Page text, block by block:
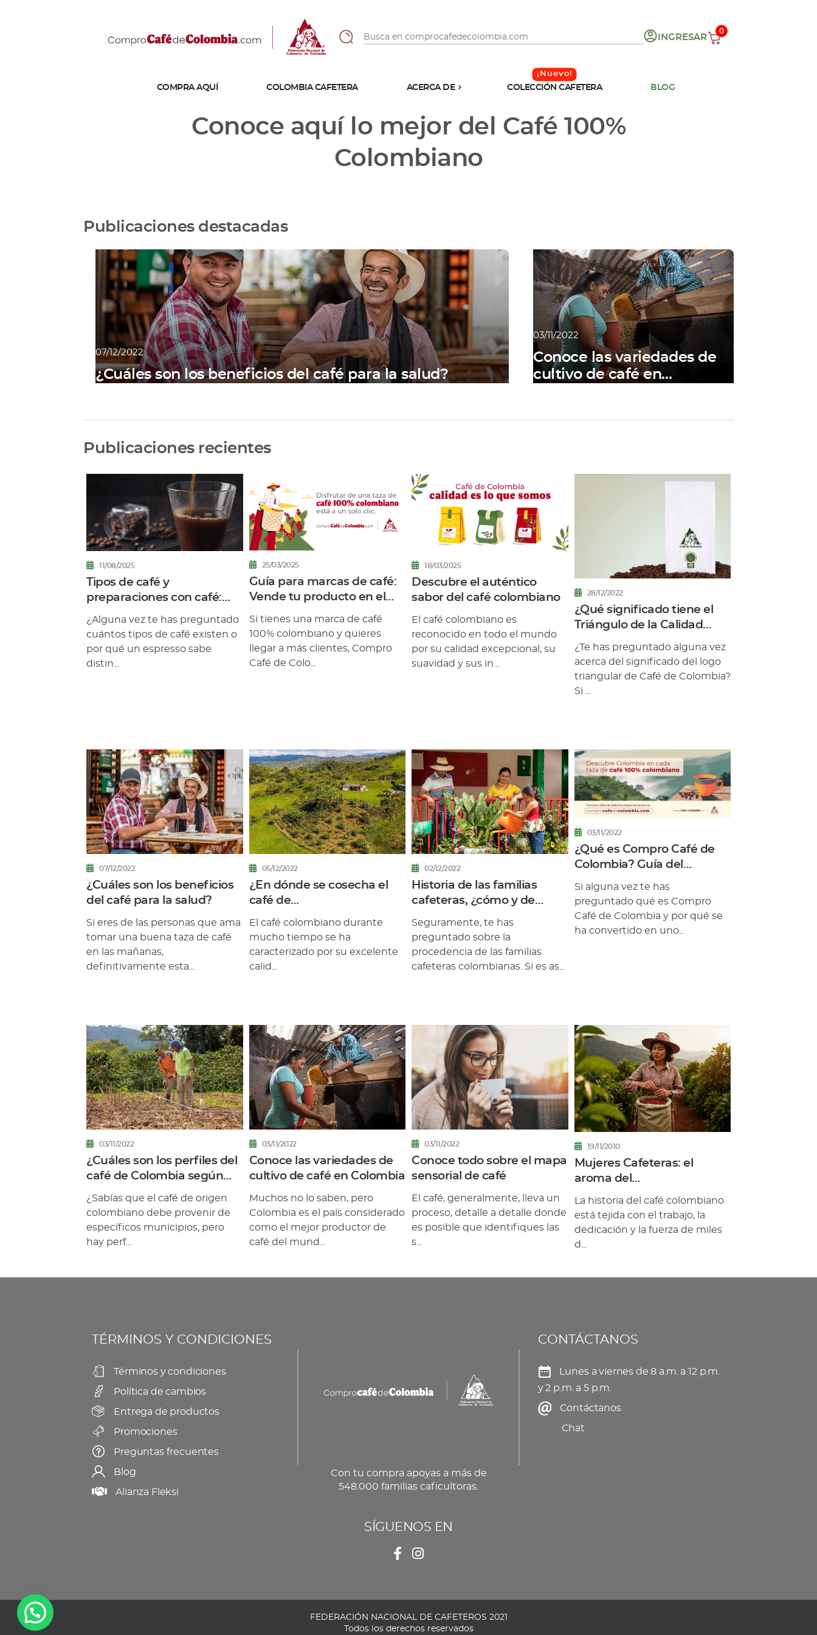
INGRESAR
0
COMPRA AQUÍ COLOMBIA CAFETERA ACERCA DE
Tostiones
Preparación
Molienda
Atributos
COLECCIÓN CAFETERA BLOG
Conoce aquí lo mejor del Café 100%
Colombiano
Publicaciones destacadas
07/12/2022
¿Cuáles son los beneficios del café para la salud?
03/11/2022
Conoce las variedades de
cultivo de café en
Publicaciones recientes
11/08/2025
Tipos de café y
preparaciones con café:
todo lo que debes saber
¿Alguna vez te has preguntado
cuántos tipos de café existen o
por qué un espresso sabe
distin...
25/03/2025
Guía para marcas de café:
Vende tu producto en el
Si tienes una marca de café
100% colombiano y quieres
llegar a más clientes, Compro
Café de Colo...
18/03/2025
Descubre el auténtico
sabor del café colombiano
El café colombiano es
reconocido en todo el mundo
por su calidad excepcional, su
suavidad y sus in...
28/12/2022
¿Qué significado tiene el
Triángulo de la Calidad
Café de Colombia?
¿Te has preguntado alguna vez
acerca del significado del logo
triangular de Café de Colombia?
Si ...
07/12/2022
¿Cuáles son los beneficios
del café para la salud?
Si eres de las personas que ama
tomar una buena taza de café
en las mañanas,
definitivamente esta...
05/12/2022
¿En dónde se cosecha el
café de
Colombia? Departamentos
cafeteros
El café colombiano durante
mucho tiempo se ha
caracterizado por su excelente
calid...
02/12/2022
Historia de las familias
cafeteras, ¿cómo y de
Seguramente, te has
preguntado sobre la
procedencia de las familias
cafeteras colombianas. Si es as...
03/11/2022
¿Qué es Compro Café de
Colombia? Guía del
marketplace oficial de la
FNC
Si alguna vez te has
preguntado qué es Compro
Café de Colombia y por qué se
ha convertido en uno...
03/11/2022
¿Cuáles son los perfiles del
café de Colombia según
cada región?
¿Sabías que el café de origen
colombiano debe provenir de
específicos municipios, pero
hay perf...
03/11/2022
Conoce las variedades de
cultivo de café en Colombia
Muchos no lo saben, pero
Colombia es el país considerado
como el mejor productor de
café del mund...
03/11/2022
Conoce todo sobre el mapa
sensorial de café
El café, generalmente, lleva un
proceso, detalle a detalle donde
es posible que identifiques las
s...
19/11/2010
Mujeres Cafeteras: el
aroma del
taza
La historia del café colombiano
está tejida con el trabajo, la
dedicación y la fuerza de miles
d...
TÉRMINOS Y CONDICIONES
Términos y condiciones
Política de cambios
Entrega de productos
Promociones
Preguntas frecuentes
Blog
Alianza Fleksi
Con tu compra apoyas a más de
548.000 familias caficultoras.
SÍGUENOS EN
CONTÁCTANOS
Lunes a viernes de 8 a.m. a 12 p.m.
y 2 p.m. a 5 p.m.
Contáctanos
Chat
FEDERACIÓN NACIONAL DE CAFETEROS 2021
Todos los derechos reservados